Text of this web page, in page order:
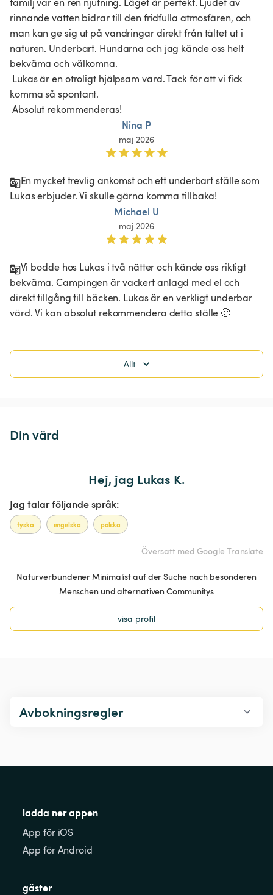
rinnande vatten bidrar till den fridfulla atmosfären, och
man kan ge sig ut på vandringar direkt från tältet ut i
naturen. Underbart. Hundarna och jag kände oss helt
bekväma och välkomna.
komma så spontant.
Absolut rekommenderas!
Nina P
maj 2026
En mycket trevlig ankomst och ett underbart ställe som
Lukas erbjuder. Vi skulle gärna komma tillbaka!
Michael U
maj 2026
Vi bodde hos Lukas i två nätter och kände oss riktigt
bekväma. Campingen är vackert anlagd med el och
direkt tillgång till bäcken. Lukas är en verkligt underbar
värd. Vi kan absolut rekommendera detta ställe 🙂
Allt
Din värd
Hej, jag Lukas K.
Jag talar följande språk:
tyska engelska polska
Översatt med Google Translate
Naturverbundener Minimalist auf der Suche nach besonderen
Menschen und alternativen Communitys
visa profil
Avbokningsregler
ladda ner appen
App för iOS
App för Android
gäster